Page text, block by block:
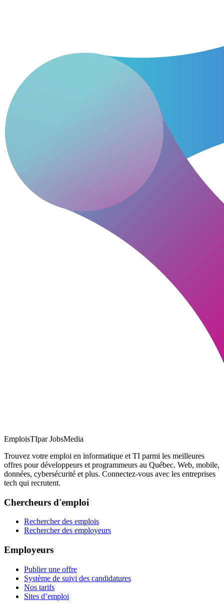
EmploisTIpar JobsMedia
Trouvez votre emploi en informatique et TI parmi les meilleures
offres pour développeurs et programmeurs au Québec. Web, mobile,
données, cybersécurité et plus. Connectez-vous avec les entreprises
tech qui recrutent.
Chercheurs d'emploi
Rechercher des emplois
Rechercher des employeurs
Employeurs
Publier une offre
Système de suivi des candidatures
Nos tarifs
Sites d’emploi